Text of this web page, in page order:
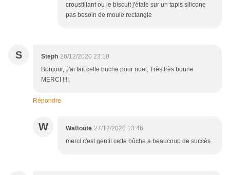
croustillant ou le biscuit j'étale sur un tapis silicone
pas besoin de moule rectangle
S Steph 26/12/2020 23:10
Bonjour, J'ai fait cette buche pour noël, Très très bonne
MERCI !!!!
Répondre
W Wattoote 27/12/2020 13:46
merci c'est gentil cette bûche a beaucoup de succès